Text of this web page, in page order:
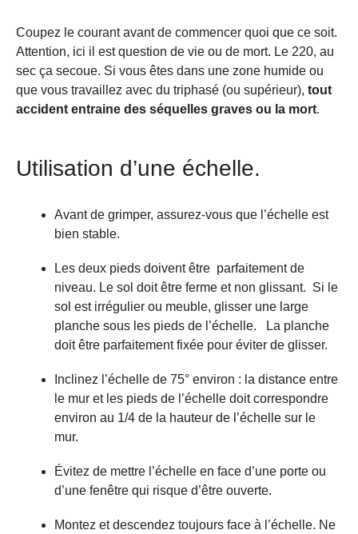
Coupez le courant avant de commencer quoi que ce soit.
Attention, ici il est question de vie ou de mort. Le 220, au
sec ça secoue. Si vous êtes dans une zone humide ou
que vous travaillez avec du triphasé (ou supérieur), tout
accident entraine des séquelles graves ou la mort.
Utilisation d’une échelle.
Avant de grimper, assurez-vous que l’échelle est
bien stable.
Les deux pieds doivent être parfaitement de
niveau. Le sol doit être ferme et non glissant. Si le
sol est irrégulier ou meuble, glisser une large
planche sous les pieds de l’échelle. La planche
doit être parfaitement fixée pour éviter de glisser.
Inclinez l’échelle de 75° environ : la distance entre
le mur et les pieds de l’échelle doit correspondre
environ au 1/4 de la hauteur de l’échelle sur le
mur.
Évitez de mettre l’échelle en face d’une porte ou
d’une fenêtre qui risque d’être ouverte.
Montez et descendez toujours face à l’échelle. Ne